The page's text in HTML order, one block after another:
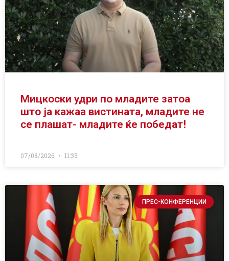
Мицкоски удри по младите затоа
што ја кажаа вистината, младите не
се плашат- младите ќе победат!
07/08/2026 11:35
ПРЕС-КОНФЕРЕНЦИИ